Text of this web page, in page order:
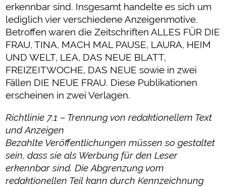
erkennbar sind. Insgesamt handelte es sich um
lediglich vier verschiedene Anzeigenmotive.
Betroffen waren die Zeitschriften ALLES FÜR DIE
FRAU, TINA, MACH MAL PAUSE, LAURA, HEIM
UND WELT, LEA, DAS NEUE BLATT,
FREIZEITWOCHE, DAS NEUE sowie in zwei
Fällen DIE NEUE FRAU. Diese Publikationen
erscheinen in zwei Verlagen.
Richtlinie 7.1 – Trennung von redaktionellem Text
und Anzeigen
Bezahlte Veröffentlichungen müssen so gestaltet
sein, dass sie als Werbung für den Leser
erkennbar sind. Die Abgrenzung vom
redaktionellen Teil kann durch Kennzeichnung